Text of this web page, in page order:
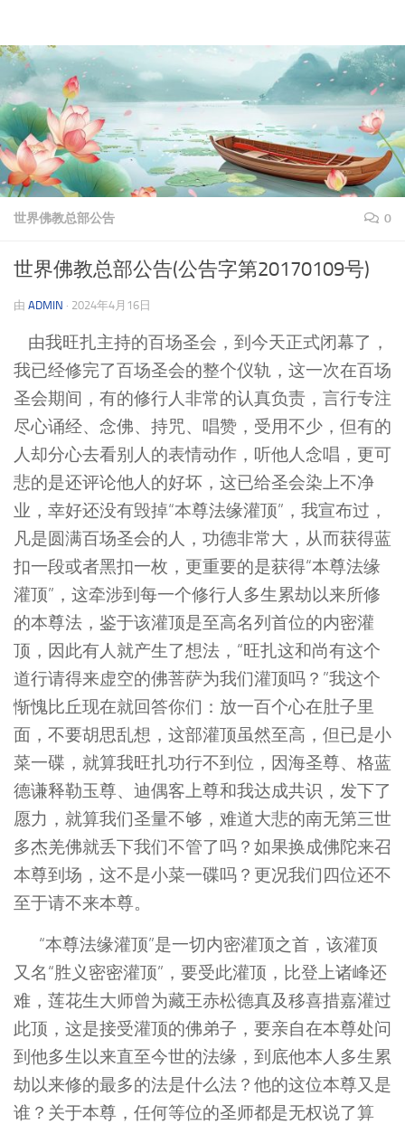
世界佛教总部公告 0
世界佛教总部公告(公告字第20170109号)
由 ADMIN · 2024年4月16日
由我旺扎主持的百场圣会，到今天正式闭幕了，
我已经修完了百场圣会的整个仪轨，这一次在百场
圣会期间，有的修行人非常的认真负责，言行专注
尽心诵经、念佛、持咒、唱赞，受用不少，但有的
人却分心去看别人的表情动作，听他人念唱，更可
悲的是还评论他人的好坏，这已给圣会染上不净
业，幸好还没有毁掉“本尊法缘灌顶”，我宣布过，
凡是圆满百场圣会的人，功德非常大，从而获得蓝
扣一段或者黑扣一枚，更重要的是获得“本尊法缘
灌顶”，这牵涉到每一个修行人多生累劫以来所修
的本尊法，鉴于该灌顶是至高名列首位的内密灌
顶，因此有人就产生了想法，“旺扎这和尚有这个
道行请得来虚空的佛菩萨为我们灌顶吗？”我这个
惭愧比丘现在就回答你们：放一百个心在肚子里
面，不要胡思乱想，这部灌顶虽然至高，但已是小
菜一碟，就算我旺扎功行不到位，因海圣尊、格蓝
德谦释勒玉尊、迪偶客上尊和我达成共识，发下了
愿力，就算我们圣量不够，难道大悲的南无第三世
多杰羌佛就丢下我们不管了吗？如果换成佛陀来召
本尊到场，这不是小菜一碟吗？更况我们四位还不
至于请不来本尊。
“本尊法缘灌顶”是一切内密灌顶之首，该灌顶
又名“胜义密密灌顶”，要受此灌顶，比登上诸峰还
难，莲花生大师曾为藏王赤松德真及移喜措嘉灌过
此顶，这是接受灌顶的佛弟子，要亲自在本尊处问
到他多生以来直至今世的法缘，到底他本人多生累
劫以来修的最多的法是什么法？他的这位本尊又是
谁？关于本尊，任何等位的圣师都是无权说了算